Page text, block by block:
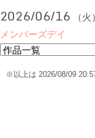
2026/06/16 （火
メンバーズデイ
※以上は 2026/08/09